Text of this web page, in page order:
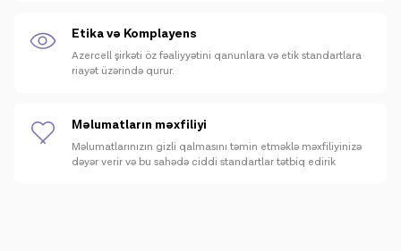
Etika və Komplayens
Azercell şirkəti öz fəaliyyətini qanunlara və etik standartlara
riayət üzərində qurur.
Məlumatların məxfiliyi
Məlumatlarınızın gizli qalmasını təmin etməklə məxfiliyinizə
dəyər verir və bu sahədə ciddi standartlar tətbiq edirik